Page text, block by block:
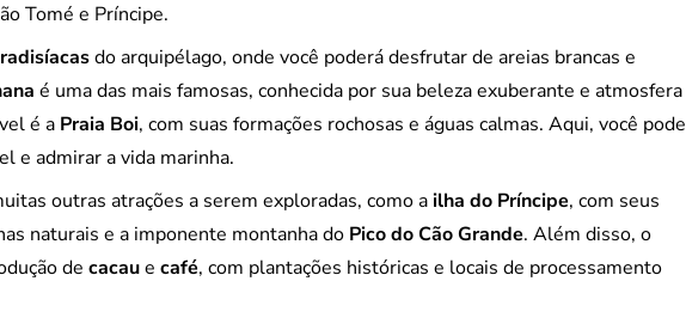
Tomé e Príncipe.
do arquipélago, onde você poderá desfrutar de areias brancas e
é uma das mais famosas, conhecida por sua beleza exuberante e atmosfera
é a Praia Boi, com suas formações rochosas e águas calmas. Aqui, você pode
e admirar a vida marinha.
outras atrações a serem exploradas, como ailha do Príncipe, com seus
naturais e a imponente montanha do Pico do Cão Grande. Além disso, o
de cacaue café, com plantações históricas e locais de processamento